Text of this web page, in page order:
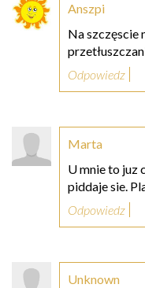
Anszpi
Na szczęscie
Odpowiedz
Marta
U mnie to juz
piddaje sie.
Odpowiedz
Unknown